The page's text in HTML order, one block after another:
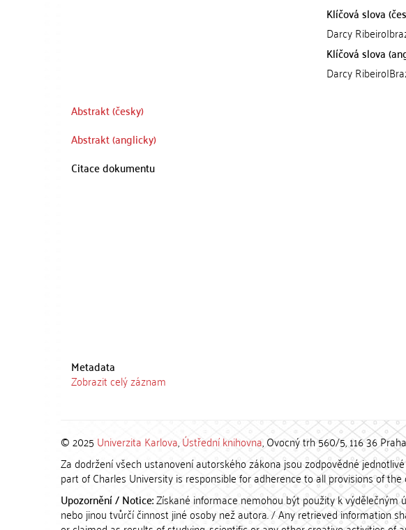
Klíčová slova
Darcy
Klíčová slova
Darcy
Abstrakt (česky)
Abstrakt (anglicky)
Citace dokumentu
Metadata
Zobrazit celý záznam
© 2025 Univerzita Karlova,Ústřední knihovna, Ovocný trh 560/5, 116 36
Za dodržení všech ustanovení autorského zákona jsou zodpovědné
part of Charles University is responsible for adherence to all provisions of
Upozornění / Notice:Získané informace nemohou být použity k výdělečným
nebo jinou tvůrčí činnost jiné osoby než autora. / Any retrieved information